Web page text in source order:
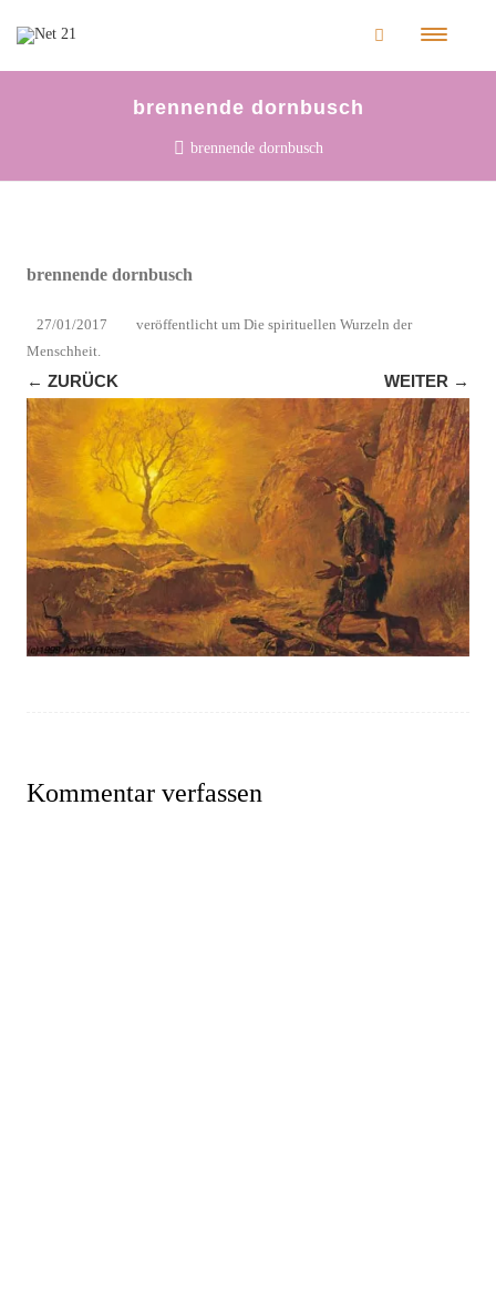
brennende dornbusch
brennende dornbusch
brennende dornbusch
veröffentlicht
27/01/2017 um Die spirituellen Wurzeln der
Menschheit.
← ZURÜCK WEITER →
Kommentar verfassen